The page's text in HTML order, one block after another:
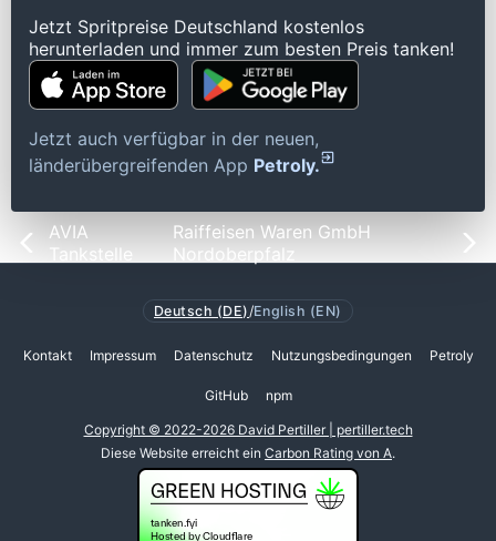
Jetzt Spritpreise Deutschland kostenlos
herunterladen und immer zum besten Preis tanken!
Jetzt auch verfügbar in der neuen,
länderübergreifenden App Petroly.
AVIA
Tankstelle
Raiffeisen Waren GmbH
Nordoberpfalz
Deutsch (DE) /English (EN)
Kontakt Impressum Datenschutz Nutzungsbedingungen Petroly
GitHub npm
Copyright © 2022-2026 David Pertiller | pertiller.tech
Diese Website erreicht ein Carbon Rating von A.